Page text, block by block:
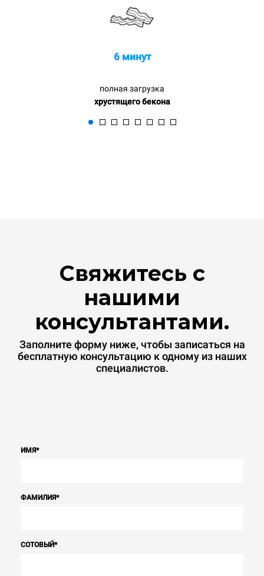
6 минут
полная загрузка
хрустящего бекона
Свяжитесь с
нашими
консультантами.
Заполните форму ниже, чтобы записаться на
бесплатную консультацию к одному из наших
специалистов.
ИМЯ*
ФАМИЛИЯ*
СОТОВЫЙ*